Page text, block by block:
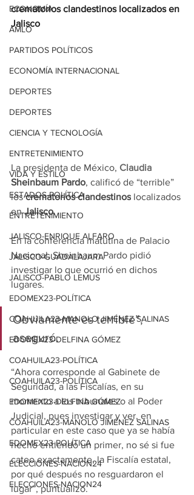
ECONOMÍA
AMLO
PARTIDOS POLÍTICOS
ECONOMÍA INTERNACIONAL
DEPORTES
DEPORTES
CIENCIA Y TECNOLOGÍA
ENTRETENIMIENTO
VIDA Y ESTILO
ESTADOS-POLÍTICA
ENTRETENIMIENTO
JALISCO-ENRIQUE ALFARO
JALISCO-GUADALAJARA
JALISCO-PABLO LEMUS
EDOMEX23-POLÍTICA
COAHUILA23-MANOLO JIMÉNEZ SALINAS
EDOMEX23-DELFINA GÓMEZ
COAHUILA23-POLÍTICA
COAHUILA23-POLÍTICA
EDOMEX23-DELFINA GÓMEZ
COAHUILA23-MANOLO JIMÉNEZ SALINAS
EDOMEX23-POLÍTICA
ELECCIONES-NACION24
ELECCIONES-NACION24
crematorios clandestinos localizados en
Jalisco
La presidenta de México, Claudia
Sheinbaum Pardo, calificó de “terrible”
los crematorios clandestinos localizados
en Jalisco.
En la conferencia matutina de Palacio
Nacional, Sheinbaum Pardo pidió
investigar lo que ocurrió en dichos
lugares.
Obviamente es terrible”,
aseguró.
“Ahora corresponde al Gabinete de
Seguridad, a las Fiscalías, en su
momento a los tribunales o al Poder
Judicial, pues investigar y ver, en
particular en este caso que ya se había
hecho entiendo un primer, no sé si fue
cateo exactamente, la Fiscalía estatal,
por qué después no resguardaron el
lugar”, puntualizó.